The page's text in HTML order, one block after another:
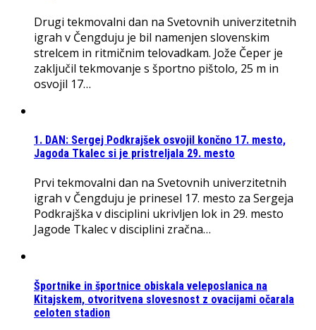
Drugi tekmovalni dan na Svetovnih univerzitetnih
igrah v Čengduju je bil namenjen slovenskim
strelcem in ritmičnim telovadkam. Jože Čeper je
zaključil tekmovanje s športno pištolo, 25 m in
osvojil 17…
1. DAN: Sergej Podkrajšek osvojil končno 17. mesto,
Jagoda Tkalec si je pristreljala 29. mesto
Prvi tekmovalni dan na Svetovnih univerzitetnih
igrah v Čengduju je prinesel 17. mesto za Sergeja
Podkrajška v disciplini ukrivljen lok in 29. mesto
Jagode Tkalec v disciplini zračna…
Športnike in športnice obiskala veleposlanica na
Kitajskem, otvoritvena slovesnost z ovacijami očarala
celoten stadion